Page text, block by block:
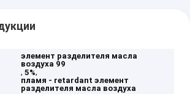
элемент разделителя масла
воздуха 99
,5%,
пламя - retardant элемент
разделителя масла воздуха